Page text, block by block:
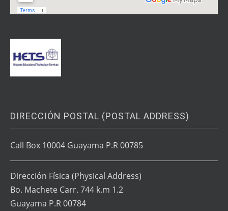
DIRECCIÓN POSTAL (POSTAL ADDRESS)
Call Box 10004 Guayama P.R 00785
Dirección Física (Physical Address)
Bo. Machete Carr. 744 k.m 1.2
Guayama P.R 00784